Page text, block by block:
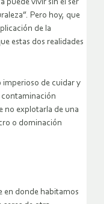
puede vivir sin el ser
Pero hoy, que
de la
estas dos realidades
imperioso de cuidar y
no explotarla de una
o dominación
en donde habitamos